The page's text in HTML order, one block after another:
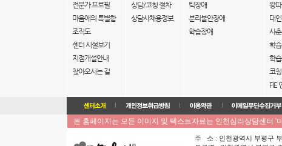
전문가 프로필
마음애의 특별함
조직도
센터 시설보기
지점개설안내
찾아오시는 길
상담/코칭 절차
상담사채용정보
틱장애
분리불안장애
학습장애
왕따
대
사
학
학
코
FIE
본 홈페이지는 모든 이미지 및 텍스트자료는 인천심리상담센터
주 소 : 인천광역시 부평구